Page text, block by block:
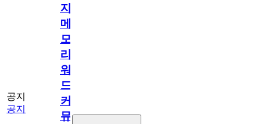
공지
공지
지]
메
모
리
워
드
커
뮤